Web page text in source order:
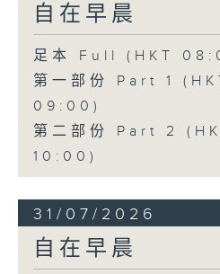
自在早晨
足本 Full (HKT
第一部份 Part 1
09:00)
第二部份 Part 2
10:00)
31/07/2026
自在早晨